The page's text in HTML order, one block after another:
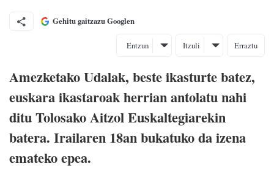
Gehitu gaitzazu Googlen
Entzun Itzuli Erraztu
Amezketako Udalak, beste ikasturte batez,
euskara ikastaroak herrian antolatu nahi
ditu Tolosako Aitzol Euskaltegiarekin
batera. Irailaren 18an bukatuko da izena
emateko epea.